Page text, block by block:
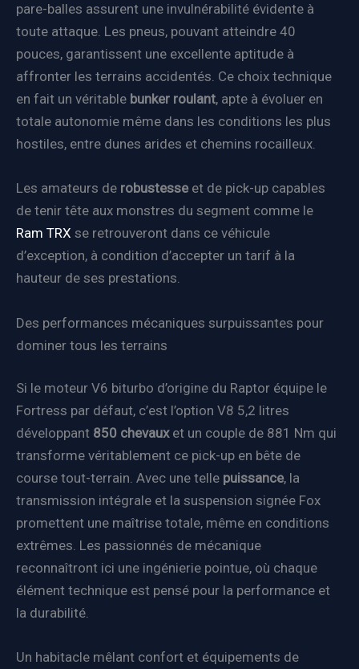
pare-balles assurent une invulnérabilité évidente à
toute attaque. Les pneus, pouvant atteindre 40
pouces, garantissent une excellente aptitude à
affronter les terrains accidentés. Ce choix technique
en fait un véritable bunker roulant, apte à évoluer en
totale autonomie même dans les conditions les plus
hostiles, entre dunes arides et chemins rocailleux.
Les amateurs de robustesseet de pick-up capables
de tenir tête aux monstres du segment comme le
Ram TRX se retrouveront dans ce véhicule
d’exception, à condition d’accepter un tarif à la
hauteur de ses prestations.
Des performances mécaniques surpuissantes pour
dominer tous les terrains
Si le moteur V6 biturbo d’origine du Raptor équipe le
Fortress par défaut, c’est l’option V8 5,2 litres
développant 850 chevauxet un couple de 881 Nm qui
transforme véritablement ce pick-up en bête de
course tout-terrain. Avec une telle puissance, la
transmission intégrale et la suspension signée Fox
promettent une maîtrise totale, même en conditions
extrêmes. Les passionnés de mécanique
reconnaîtront ici une ingénierie pointue, où chaque
élément technique est pensé pour la performance et
la durabilité.
Un habitacle mêlant confort et équipements de